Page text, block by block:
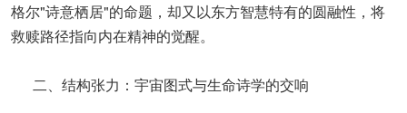
格尔"诗意栖居"的命题，却又以东方智慧特有的圆融性，将
救赎路径指向内在精神的觉醒。
二、结构张力：宇宙图式与生命诗学的交响